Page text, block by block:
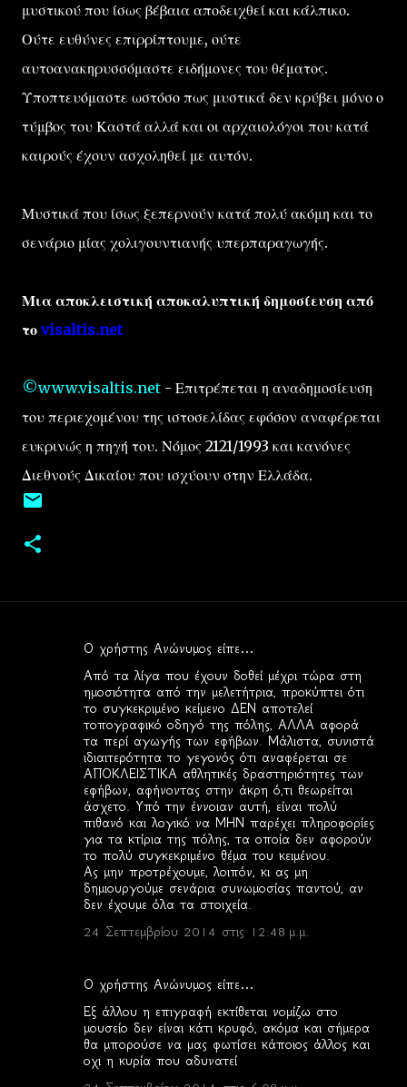
μυστικού που ίσως βέβαια αποδειχθεί και κάλπικο.
Ούτε ευθύνες επιρρίπτουμε, ούτε
αυτοανακηρυσσόμαστε ειδήμονες του θέματος.
Υποπτευόμαστε ωστόσο πως μυστικά δεν κρύβει μόνο ο
τύμβος του Καστά αλλά και οι αρχαιολόγοι που κατά
καιρούς έχουν ασχοληθεί με αυτόν.
Μυστικά που ίσως ξεπερνούν κατά πολύ ακόμη και το
σενάριο μίας χολιγουντιανής υπερπαραγωγής.
Μια αποκλειστική αποκαλυπτική δημοσίευση από
το visaltis.net
©www.visaltis.net - Επιτρέπεται η αναδημοσίευση
του περιεχομένου της ιστοσελίδας εφόσον αναφέρεται
ευκρινώς η πηγή του. Νόμος 2121/1993 και κανόνες
Διεθνούς Δικαίου που ισχύουν στην Ελλάδα.
Ο χρήστης Ανώνυμος είπε…
Από τα λίγα που έχουν δοθεί μέχρι τώρα στη
ημοσιότητα από την μελετήτρια, προκύπτει ότι
το συγκεκριμένο κείμενο ΔΕΝ αποτελεί
τοπογραφικό οδηγό της πόλης, ΑΛΛΑ αφορά
τα περί αγωγής των εφήβων. Μάλιστα, συνιστά
ιδιαιτερότητα το γεγονός ότι αναφέρεται σε
ΑΠΟΚΛΕΙΣΤΙΚΑ αθλητικές δραστηριότητες των
εφήβων, αφήνοντας στην άκρη ό,τι θεωρείται
άσχετο. Υπό την έννοιαν αυτή, είναι πολύ
πιθανό και λογικό να ΜΗΝ παρέχει πληροφορίες
για τα κτίρια της πόλης, τα οποία δεν αφορούν
το πολύ συγκεκριμένο θέμα του κειμένου.
Ας μην προτρέχουμε, λοιπόν, κι ας μη
δημιουργούμε σενάρια συνωμοσίας παντού, αν
δεν έχουμε όλα τα στοιχεία.
24 Σεπτεμβρίου 2014 στις 12:48 μ.μ.
Ο χρήστης Ανώνυμος είπε…
Εξ άλλου η επιγραφή εκτίθεται νομίζω στο
μουσείο δεν είναι κάτι κρυφό, ακόμα και σήμερα
θα μπορούσε να μας φωτίσει κάποιος άλλος και
οχι η κυρία που αδυνατεί